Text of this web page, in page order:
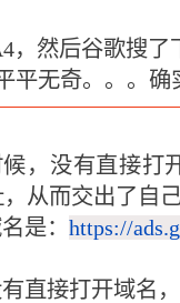
，然后谷歌搜了
平无奇。。。确
候，没有直接打
从而交出了自
是： https://
直接打开域名